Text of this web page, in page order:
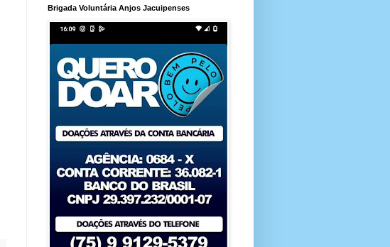
Brigada Voluntária Anjos Jacuipenses